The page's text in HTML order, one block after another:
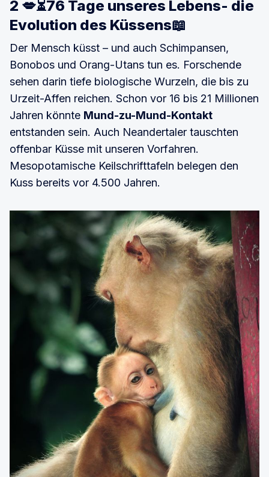
2 💋⏳76 Tage unseres Lebens- die
Evolution des Küssens📖
Der Mensch küsst – und auch Schimpansen,
Bonobos und Orang-Utans tun es. Forschende
sehen darin tiefe biologische Wurzeln, die bis zu
Urzeit-Affen reichen. Schon vor 16 bis 21 Millionen
Jahren könnte Mund-zu-Mund-Kontakt
entstanden sein. Auch Neandertaler tauschten
offenbar Küsse mit unseren Vorfahren.
Mesopotamische Keilschrifttafeln belegen den
Kuss bereits vor 4.500 Jahren.